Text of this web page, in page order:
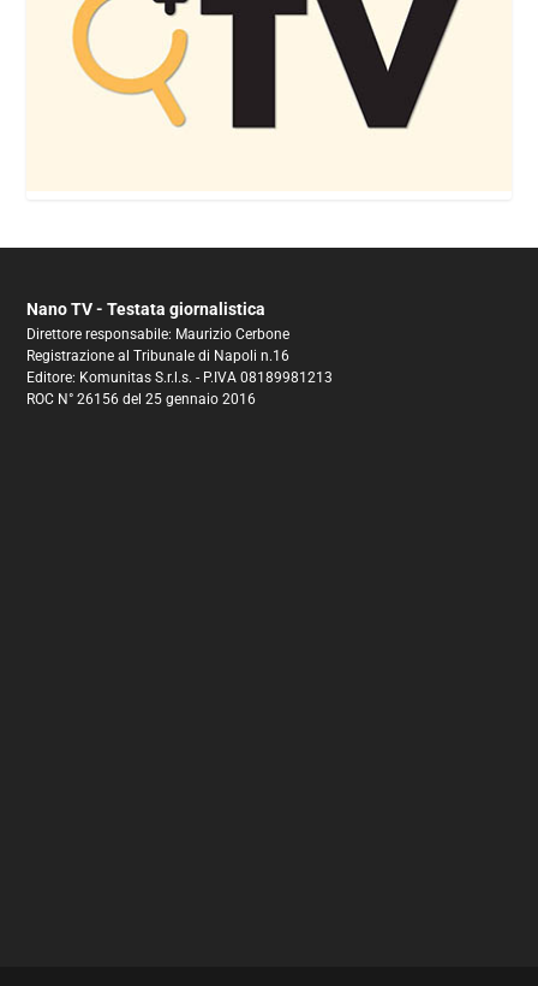
Nano TV - Testata giornalistica
Direttore responsabile: Maurizio Cerbone
Registrazione al Tribunale di Napoli n.16
Editore: Komunitas S.r.l.s. - P.IVA 08189981213
ROC N° 26156 del 25 gennaio 2016